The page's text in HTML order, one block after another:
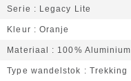
Serie Legacy Lite
Kleur Oranje
Materiaal 100% Aluminium
Type wandelstok Trekking